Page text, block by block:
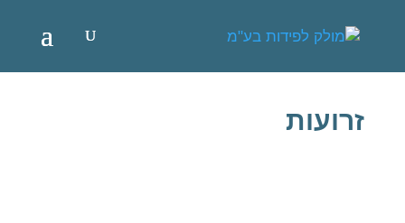
זרועות